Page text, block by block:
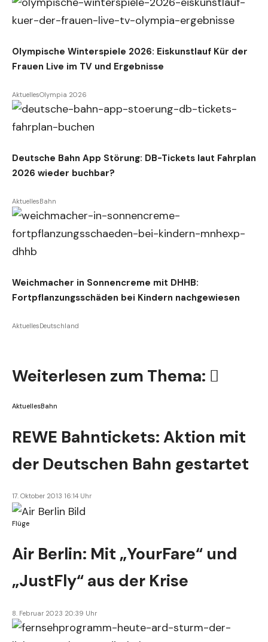
Olympische Winterspiele 2026: Eiskunstlauf Kür der
Frauen Live im TV und Ergebnisse
AktuellesOlympia 2026
Deutsche Bahn App Störung: DB-Tickets laut Fahrplan
2026 wieder buchbar?
AktuellesBahn
Weichmacher in Sonnencreme mit DHHB:
Fortpflanzungsschäden bei Kindern nachgewiesen
AktuellesDeutschland
Weiterlesen zum Thema:
AktuellesBahn
REWE Bahntickets: Aktion mit
der Deutschen Bahn gestartet
17. Oktober 2013 16:14 Uhr
Flüge
Air Berlin: Mit „YourFare“ und
„JustFly“ aus der Krise
8. Februar 2023 20:39 Uhr